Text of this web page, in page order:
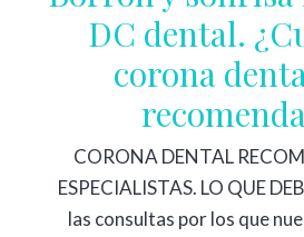
DC dental.
corona
CORONA DENTAL
ESPECIALISTAS. LO QUE
las consultas por los que